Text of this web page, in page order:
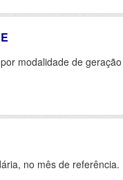
modalidade de
no mês de referência.